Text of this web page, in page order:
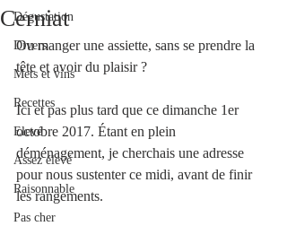
Dégustation
Divers
Mets et vins
Recettes
Elevé
Assez élevé
Raisonnable
Pas cher
Cerniat
Ou manger une assiette, sans se prendre la
tête et avoir du plaisir ?
Ici et pas plus tard que ce dimanche 1er
octobre 2017. Étant en plein
déménagement, je cherchais une adresse
pour nous sustenter ce midi, avant de finir
les rangements.